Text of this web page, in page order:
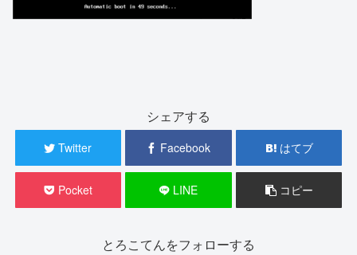
シェアする
Twitter Facebook はてブ
Pocket LINE コピー
とろこてんをフォローする